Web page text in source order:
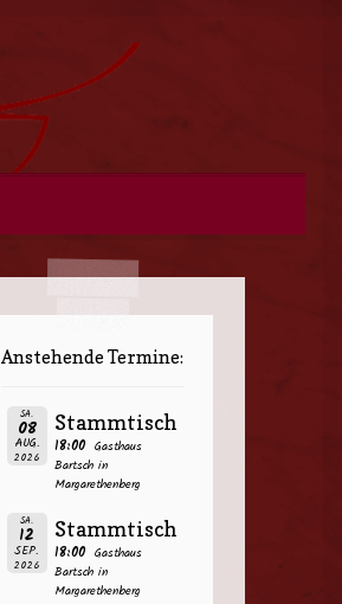
Anstehende Termine:
SA.
08
AUG.
2026
Stammtisch
18:00 Gasthaus
Bartsch in
Margarethenberg
SA.
12
SEP.
2026
Stammtisch
18:00 Gasthaus
Bartsch in
Margarethenberg